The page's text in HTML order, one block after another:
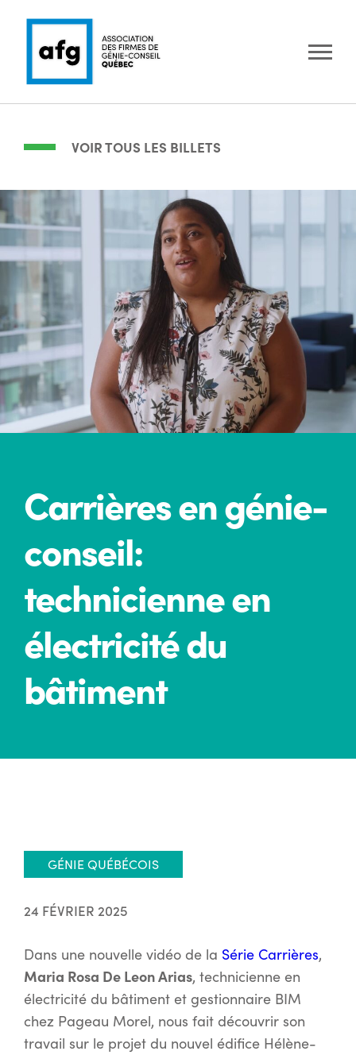
VOIR TOUS LES BILLETS
Carrières en génie-
conseil:
technicienne en
électricité du
bâtiment
GÉNIE QUÉBÉCOIS
24 FÉVRIER 2025
Dans une nouvelle vidéo de la Série Carrières,
Maria Rosa De Leon Arias, technicienne en
électricité du bâtiment et gestionnaire BIM
chez Pageau Morel, nous fait découvrir son
travail sur le projet du nouvel édifice Hélène-